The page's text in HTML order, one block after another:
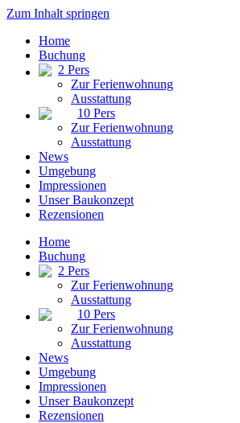
Zum Inhalt springen
Home
Buchung
2 Pers
Zur Ferienwohnung
Ausstattung
10 Pers
Zur Ferienwohnung
Ausstattung
News
Umgebung
Impressionen
Unser Baukonzept
Rezensionen
Home
Buchung
2 Pers
Zur Ferienwohnung
Ausstattung
10 Pers
Zur Ferienwohnung
Ausstattung
News
Umgebung
Impressionen
Unser Baukonzept
Rezensionen